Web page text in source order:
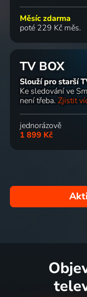
Měsíc zdarma
poté 229 Kč měs.
TV BOX
Slouží pro starší
Ke sledování ve
není třeba. Zjistit
jednorázově
1 899 Kč